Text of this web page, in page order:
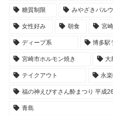
糖質制限 みやざきバル
女性好み 朝食 宮
ディープ系 博多駅
宮崎市ホルモン焼き 大
テイクアウト 永
福の神えびすさん酔まつり 平成
青島